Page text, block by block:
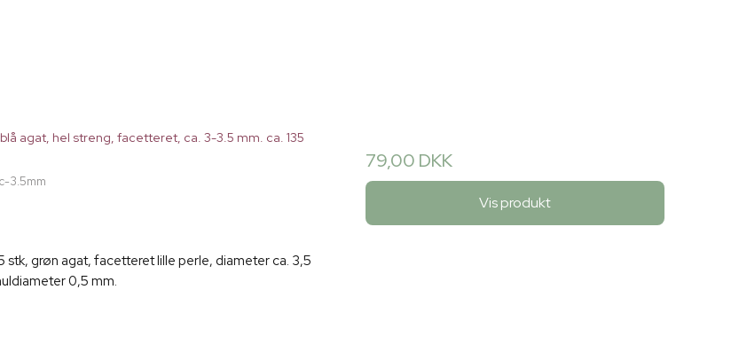
agat, hel streng, facetteret, ca. 3-3.5 mm. ca. 135
3.5mm
stk, grøn agat, facetteret lille perle, diameter ca. 3,5
0,5 mm.
79,00 DKK
Vis produkt